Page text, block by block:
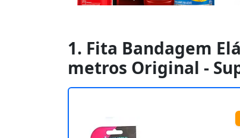
1. Fita Bandagem
metros Original -